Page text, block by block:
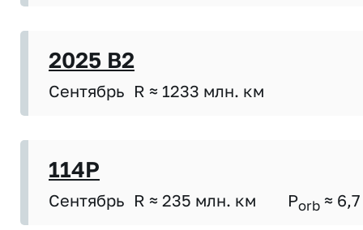
2025 B2
Сентябрь R ≈ 1233 млн. км
114P
Сентябрь R ≈ 235 млн. км Porb ≈ 6,7